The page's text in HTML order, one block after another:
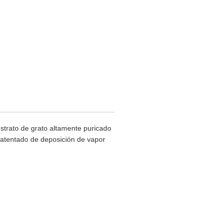
de grato altamente puricado
de deposición de vapor